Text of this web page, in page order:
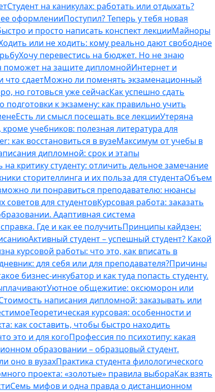
Студент на каникулах: работать или отдыхать?
ее оформленииПоступил? Теперь у тебя новая
и просто написать конспект лекцииМайноры
или не ходить: кому реально дают свободное
Хочу перевестись на бюджет. Но не знаю
поможет на защите дипломнойИнтернет и
что сдаетМожно ли поменять экзаменационный
но готовься уже сейчасКак успешно сдать
подготовки к экзамену: как правильно учить
Есть ли смысл посещать все лекцииУтеряна
учебников: полезная литература для
как восстановиться в вузеМаксимум от учебы в
дипломной: срок и этапы
на критику студенту: отличить дельное замечание
сторителлинга и их польза для студентаОбъем
ли понравиться преподавателю: нюансы
для студентовКурсовая работа: заказать
Адаптивная система
Где и как ее получитьПринципы кайдзен:
Активный студент – успешный студент? Какой
курсовой работы: что это, как вписать в
для себя или для преподавателя?Причины
бизнес-инкубатор и как туда попасть студенту.
Уютное общежитие: оксюморон или
написания дипломной: заказывать или
Теоретическая курсовая: особенности и
как составить, чтобы быстро находить
это и для когоПрофессия по психотипу: какая
образовании – образцовый студент.
оно в вузахПрактика студента филологического
проекта: «золотые» правила выбораКак взять
Семь мифов и одна правда о дистанционном